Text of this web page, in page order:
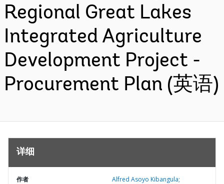
Regional Great Lakes
Integrated Agriculture
Development Project -
Procurement Plan (英语)
详细
作者 Alfred Asoyo Kibangula;